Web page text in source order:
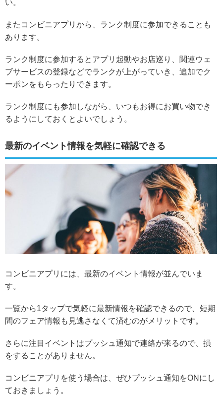
い。
またコンビニアプリから、ランク制度に参加できることも
あります。
ランク制度に参加すると アプリ起動やお店巡り、関連ウェ
ブサービスの登録などでランクが上がっていき、追加でク
ーポンをもらったりできます。
ランク制度にも参加しながら、いつもお得にお買い物でき
るようにしておくとよいでしょう。
最新のイベント情報を気軽に確認できる
コンビニアプリには、最新のイベント情報が並んでいま
す。
一覧から1タップで気軽に最新情報を確認できるので、短期
間のフェア情報も見逃さなくて済むのがメリットです。
さらに注目イベントはプッシュ通知で連絡が来るので、損
をすることがありません。
コンビニアプリを使う場合は、ぜひプッシュ通知をONにし
ておきましょう。